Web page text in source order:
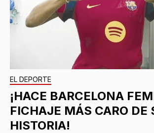
EL DEPORTE
¡HACE BARCELONA
FICHAJE MÁS CARO DE
HISTORIA!